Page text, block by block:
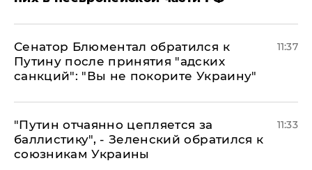
Сенатор Блюментал обратился к
Путину после принятия "адских
санкций": "Вы не покорите Украину"
11:37
"Путин отчаянно цепляется за
баллистику", - Зеленский обратился к
союзникам Украины
11:33